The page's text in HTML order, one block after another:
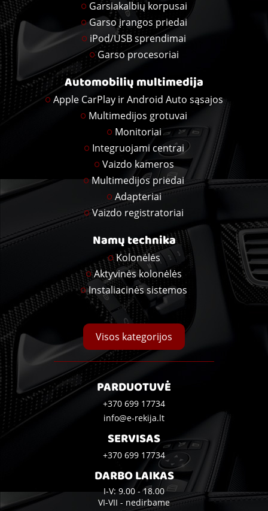
Garsiakalbių korpusai
Garso įrangos priedai
iPod/USB sprendimai
Garso procesoriai
Automobilių multimedija
Apple CarPlay ir Android Auto sąsajos
Multimedijos grotuvai
Monitoriai
Integruojami centrai
Vaizdo kameros
Multimedijos priedai
Adapteriai
Vaizdo registratoriai
Namų technika
Kolonėlės
Aktyvinės kolonėlės
Instaliacinės sistemos
Visos kategorijos
PARDUOTUVĖ
+370 699 17734
info@e-rekija.lt
SERVISAS
+370 699 17734
DARBO LAIKAS
I-V: 9.00 - 18.00
VI-VII - nedirbame